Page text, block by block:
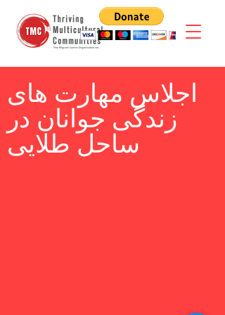
اجلاس مهارت های
زندگی جوانان در
ساحل طلایی